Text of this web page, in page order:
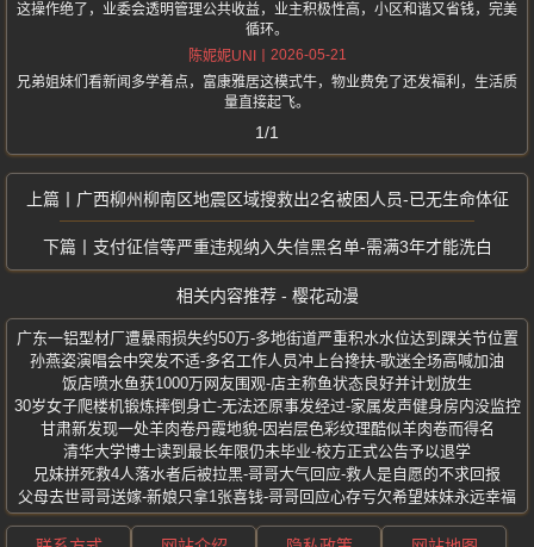
这操作绝了，业委会透明管理公共收益，业主积极性高，小区和谐又省钱，完美
循环。
陈妮妮UNI
2026-05-21
兄弟姐妹们看新闻多学着点，富康雅居这模式牛，物业费免了还发福利，生活质
量直接起飞。
1/1
广西柳州柳南区地震区域搜救出2名被困人员-已无生命体征
支付征信等严重违规纳入失信黑名单-需满3年才能洗白
相关内容推荐 - 樱花动漫
广东一铝型材厂遭暴雨损失约50万-多地街道严重积水水位达到踝关节位置
孙燕姿演唱会中突发不适-多名工作人员冲上台搀扶-歌迷全场高喊加油
饭店喷水鱼获1000万网友围观-店主称鱼状态良好并计划放生
30岁女子爬楼机锻炼摔倒身亡-无法还原事发经过-家属发声健身房内没监控
甘肃新发现一处羊肉卷丹霞地貌-因岩层色彩纹理酷似羊肉卷而得名
清华大学博士读到最长年限仍未毕业-校方正式公告予以退学
兄妹拼死救4人落水者后被拉黑-哥哥大气回应-救人是自愿的不求回报
父母去世哥哥送嫁-新娘只拿1张喜钱-哥哥回应心存亏欠希望妹妹永远幸福